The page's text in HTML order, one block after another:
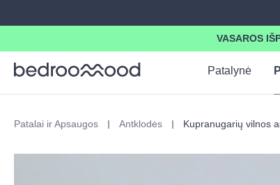
VASAROS
Patalynė
Patalai ir Apsaugos Antklodės Kupranugarių vilnos